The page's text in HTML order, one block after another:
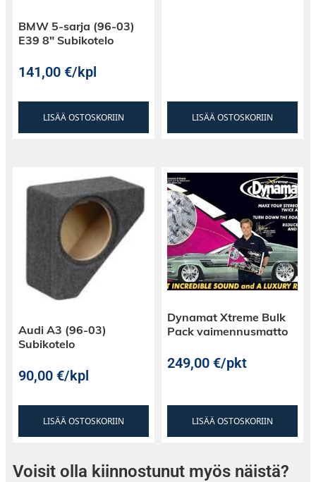
BMW 5-sarja (96-03)
E39 8″ Subikotelo
141,00€/kpl
LISÄÄ OSTOSKORIIN LISÄÄ OSTOSKORIIN
Audi A3 (96-03)
Subikotelo
90,00€/kpl
LISÄÄ OSTOSKORIIN
Dynamat Xtreme Bulk
Pack vaimennusmatto
249,00€/pkt
LISÄÄ OSTOSKORIIN
Voisit olla kiinnostunut myös näistä?